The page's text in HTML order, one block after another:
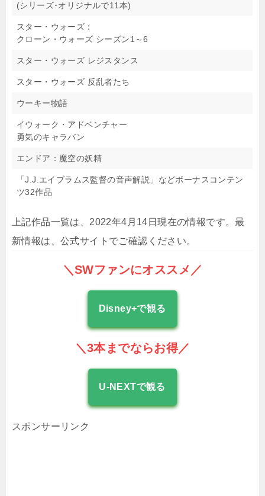
(シリーズ･オリジナルで11本)
スター・ウォーズ：
クローン・ウォーズ シーズン1～6
スター・ウォーズ レジスタンス
スター・ウォーズ 反乱者たち
ウーキー物語
イウォーク・アドベンチャー
勇気のキャラバン
エンドア：魔空の妖精
「J.J.エイブラムス監督の音声解説」などボーナスコンテン
ツ32作品
上記作品一覧は、2022年4月14日現在の情報です。最
新情報は、公式サイトでご確認ください。
＼SWファンにオススメ／
Disney+で観る
＼3本までならお得／
U-NEXTで観る
スポンサーリンク